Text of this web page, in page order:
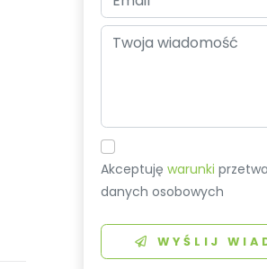
Akceptujęwarunki
danych osobowych
WYŚLIJ